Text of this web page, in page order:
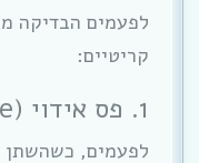
לפעמים הבדיקה
קריטיים:
1. פס אידוי (Evaporation Line)
לפעמים, כשהשתן